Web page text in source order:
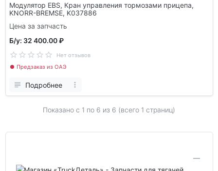
Модулятор EBS, Кран управления тормозами прицепа,
KNORR-BREMSE, K037886
Цена за запчасть
Б/у: 32 400.00 ₽
Нет отзывов
Предзаказ из ОАЭ
Подробнее
Показано с 1 по 6 из 6 (всего 1 страниц)